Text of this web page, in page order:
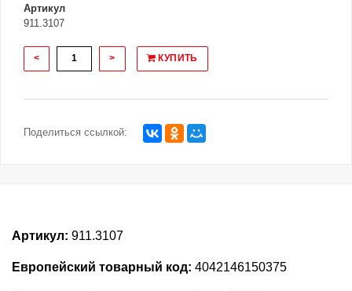
Артикул
911.3107
< > КУПИТЬ
Поделиться ссылкой:
Артикул: 911.3107
Европейский товарный код: 4042146150375